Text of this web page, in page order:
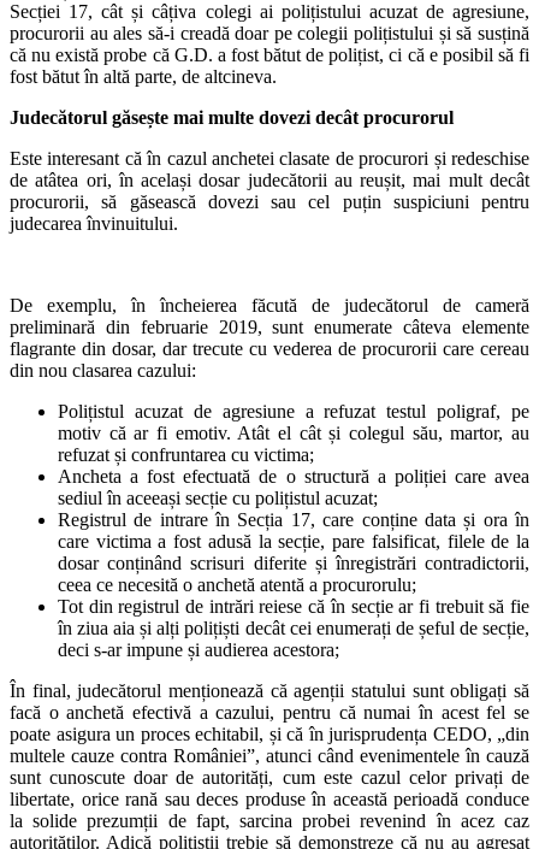
Secției 17, cât și câțiva colegi ai polițistului acuzat de agresiune,
procurorii au ales să-i creadă doar pe colegii polițistului și să susțină
că nu există probe că G.D. a fost bătut de polițist, ci că e posibil să fi
fost bătut în altă parte, de altcineva.
Judecătorul găsește mai multe dovezi decât procurorul
Este interesant că în cazul anchetei clasate de procurori și redeschise
de atâtea ori, în același dosar judecătorii au reușit, mai mult decât
procurorii, să găsească dovezi sau cel puțin suspiciuni pentru
judecarea învinuitului.
De exemplu, în încheierea făcută de judecătorul de cameră
preliminară din februarie 2019, sunt enumerate câteva elemente
flagrante din dosar, dar trecute cu vederea de procurorii care cereau
din nou clasarea cazului:
Polițistul acuzat de agresiune a refuzat testul poligraf, pe
motiv că ar fi emotiv. Atât el cât și colegul său, martor, au
refuzat și confruntarea cu victima;
Ancheta a fost efectuată de o structură a poliției care avea
sediul în aceeași secție cu polițistul acuzat;
Registrul de intrare în Secția 17, care conține data și ora în
care victima a fost adusă la secție, pare falsificat, filele de la
dosar conținând scrisuri diferite și înregistrări contradictorii,
ceea ce necesită o anchetă atentă a procurorulu;
Tot din registrul de intrări reiese că în secție ar fi trebuit să fie
în ziua aia și alți polițiști decât cei enumerați de șeful de secție,
deci s-ar impune și audierea acestora;
În final, judecătorul menționează că agenții statului sunt obligați să
facă o anchetă efectivă a cazului, pentru că numai în acest fel se
poate asigura un proces echitabil, și că în jurisprudența CEDO, „din
multele cauze contra României”, atunci când evenimentele în cauză
sunt cunoscute doar de autorități, cum este cazul celor privați de
libertate, orice rană sau deces produse în această perioadă conduce
la solide prezumții de fapt, sarcina probei revenind în acez caz
autorităților. Adică polițiștii trebie să demonstreze că nu au agresat